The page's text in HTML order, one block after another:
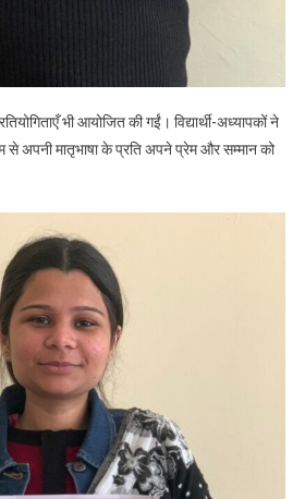
भी आयोजित की गईं। विद्यार्थी-अध्यापकों ने
से अपनी मातृभाषा के प्रति अपने प्रेम और सम्मान को